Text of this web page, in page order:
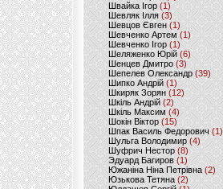
Швайка Ігор (1)
Шевляк Ілля (3)
Шевцов Євген (1)
Шевченко Артем(1)
Шевченко Ігор(1)
Шеляженко Юрій (6)
Шенцев Дмитро (3)
Шепелев Олександр (39)
Шипко Андрій(1)
Шкиряк Зорян(12)
Шкіль Андрій(2)
Шкіль Максим (4)
Шокін Віктор (15)
Шпак Василь Федорович (1)
Шульга Володимир (4)
Шуфрич Нестор(8)
Эдуард Багиров (1)
Южаніна Ніна Петрівна (2)
Юзькова Тетяна(2)